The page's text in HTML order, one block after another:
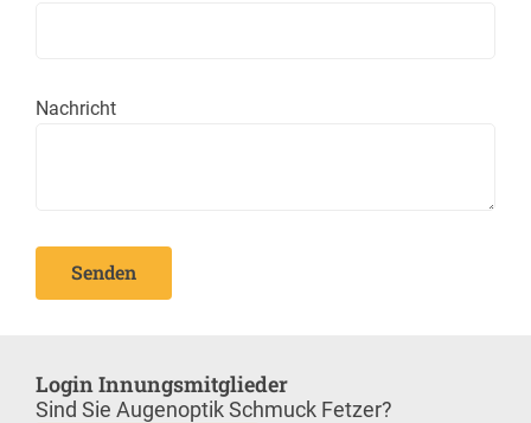
Nachricht
Senden
Login Innungsmitglieder
Sind Sie Augenoptik Schmuck Fetzer?